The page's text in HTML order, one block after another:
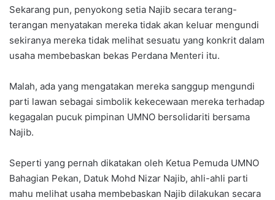
Sekarang pun, penyokong setia Najib secara terang-
terangan menyatakan mereka tidak akan keluar mengundi
sekiranya mereka tidak melihat sesuatu yang konkrit dalam
usaha membebaskan bekas Perdana Menteri itu.
Malah, ada yang mengatakan mereka sanggup mengundi
parti lawan sebagai simbolik kekecewaan mereka terhadap
kegagalan pucuk pimpinan UMNO bersolidariti bersama
Najib.
Seperti yang pernah dikatakan oleh Ketua Pemuda UMNO
Bahagian Pekan, Datuk Mohd Nizar Najib, ahli-ahli parti
mahu melihat usaha membebaskan Najib dilakukan secara